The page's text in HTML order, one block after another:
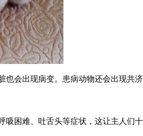
会出现病变。患病动物还会出现共
困难、吐舌头等症状，这让主人们